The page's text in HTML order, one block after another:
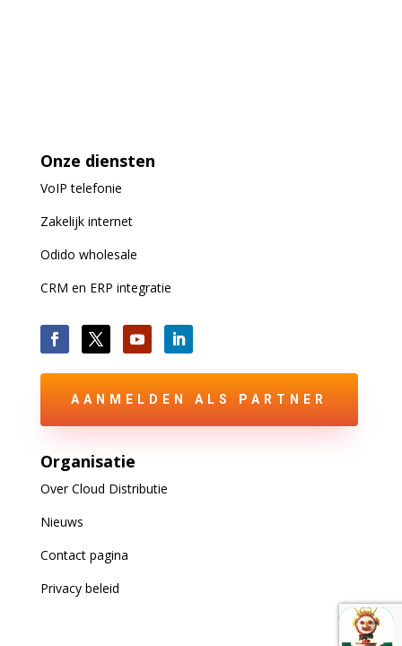
Onze diensten
VoIPtelefonie
Zakelijk internet
Odido wholesale
CRM en ERP integratie
AANMELDEN ALS PARTNER
Organisatie
Over Cloud Distributie
Nieuws
Contact pagina
Privacy beleid